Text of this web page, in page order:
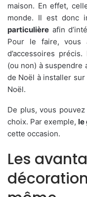
maison. En effet,
monde. Il est donc
particulière afin
Pour le faire, vous
d’accessoires
(ou non) à suspendre
de Noël à installer
Noël.
De plus, vous
choix. Par exemple, le
cette occasion.
Les